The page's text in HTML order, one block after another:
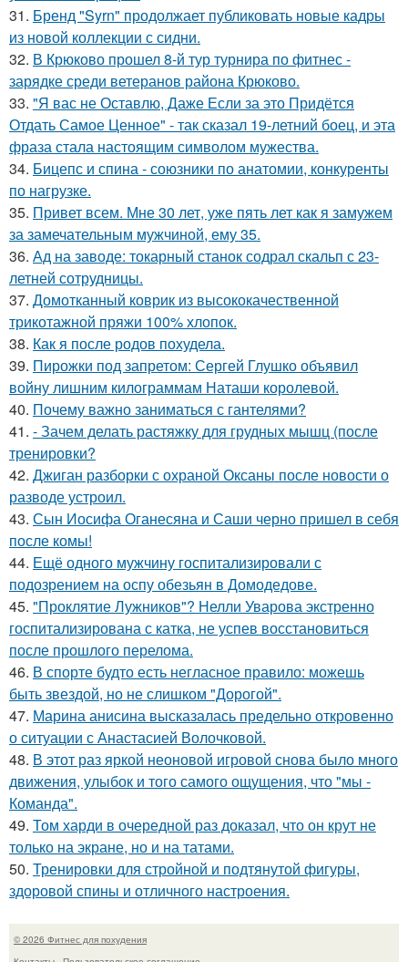
31. Бренд "Syrn" продолжает публиковать новые кадры
из новой коллекции с сидни.
32. В Крюково прошел 8-й тур турнира по фитнес -
зарядке среди ветеранов района Крюково.
33. "Я вас не Оставлю, Даже Если за это Придётся
Отдать Самое Ценное" - так сказал 19-летний боец, и эта
фраза стала настоящим символом мужества.
34. Бицепс и спина - союзники по анатомии, конкуренты
по нагрузке.
35. Привет всем. Мне 30 лет, уже пять лет как я замужем
за замечательным мужчиной, ему 35.
36. Ад на заводе: токарный станок содрал скальп с 23-
летней сотрудницы.
37. Домотканный коврик из высококачественной
трикотажной пряжи 100% хлопок.
38. Как я после родов похудела.
39. Пирожки под запретом: Сергей Глушко объявил
войну лишним килограммам Наташи королевой.
40. Почему важно заниматься с гантелями?
41. - Зачем делать растяжку для грудных мышц (после
тренировки?
42. Джиган разборки с охраной Оксаны после новости о
разводе устроил.
43. Сын Иосифа Оганесяна и Саши черно пришел в себя
после комы!
44. Ещё одного мужчину госпитализировали с
подозрением на оспу обезьян в Домодедове.
45. "Проклятие Лужников"? Нелли Уварова экстренно
госпитализирована с катка, не успев восстановиться
после прошлого перелома.
46. В спорте будто есть негласное правило: можешь
быть звездой, но не слишком "Дорогой".
47. Марина анисина высказалась предельно откровенно
о ситуации с Анастасией Волочковой.
48. В этот раз яркой неоновой игровой снова было много
движения, улыбок и того самого ощущения, что "мы -
Команда".
49. Том харди в очередной раз доказал, что он крут не
только на экране, но и на татами.
50. Тренировки для стройной и подтянутой фигуры,
здоровой спины и отличного настроения.
© 2026 Фитнес для похудения